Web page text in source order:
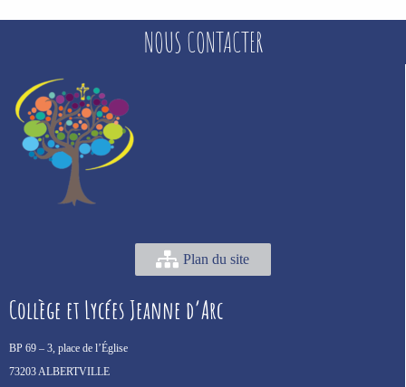
NOUS CONTACTER
Plan du site
Collège et Lycées Jeanne d’Arc
BP 69 – 3, place de l’Église
73203 ALBERTVILLE